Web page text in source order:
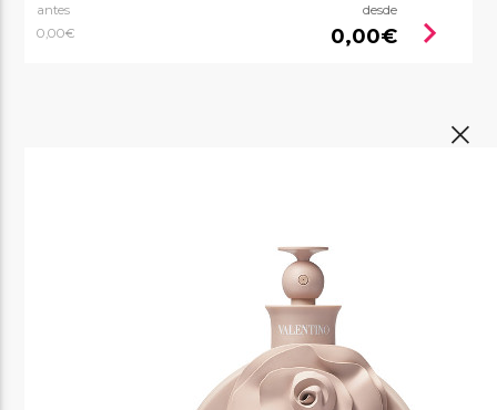
antes
0,00€
desde
0,00€ chevron_right